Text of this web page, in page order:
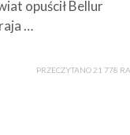
opuścił Bellur
…
PRZECZYTANO 21 778